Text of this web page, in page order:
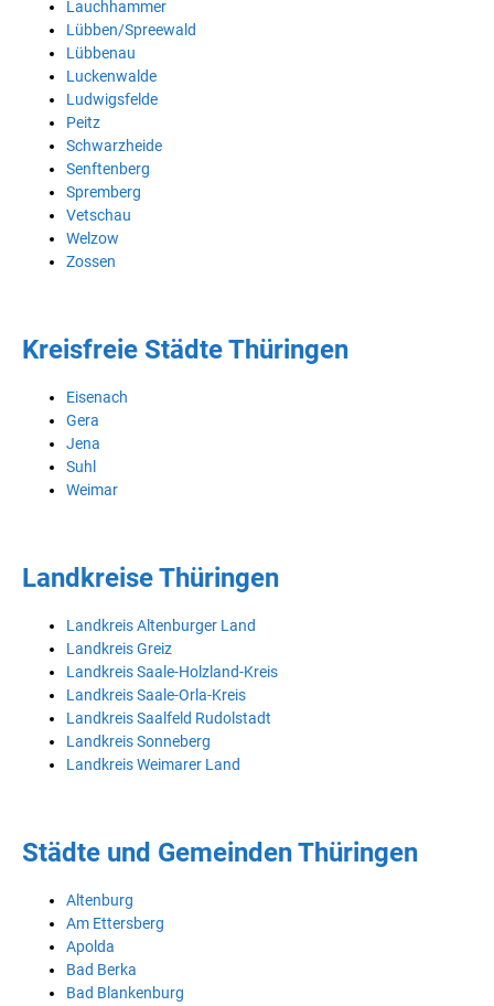
Lauchhammer
Lübben/Spreewald
Lübbenau
Luckenwalde
Ludwigsfelde
Peitz
Schwarzheide
Senftenberg
Spremberg
Vetschau
Welzow
Zossen
Kreisfreie Städte Thüringen
Eisenach
Gera
Jena
Suhl
Weimar
Landkreise Thüringen
Landkreis Altenburger Land
Landkreis Greiz
Landkreis Saale-Holzland-Kreis
Landkreis Saale-Orla-Kreis
Landkreis Saalfeld Rudolstadt
Landkreis Sonneberg
Landkreis Weimarer Land
Städte und Gemeinden Thüringen
Altenburg
Am Ettersberg
Apolda
Bad Berka
Bad Blankenburg